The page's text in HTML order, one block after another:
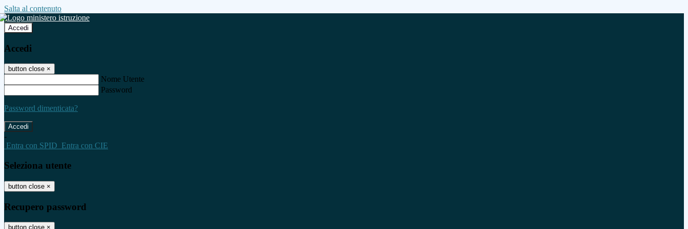
Salta al contenuto
Accedi
Accedi
button close ×
Nome Utente
Password
Password dimenticata?
-
Entra con SPID Entra con CIE
Seleziona utente
button close ×
Recupero password
button close ×